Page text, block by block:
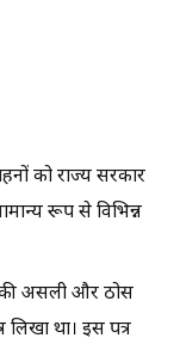
को राज्य सरकार
रूप से विभिन्न
असली और ठोस
था। इस पत्र